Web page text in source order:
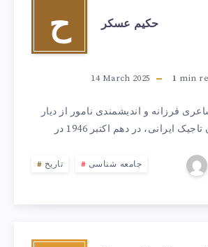
ح حکیم عسکر
14 March 2025 1 min
فرزانه و اندیشمندی نامور از دیار
تاریخ جامعه شناسی